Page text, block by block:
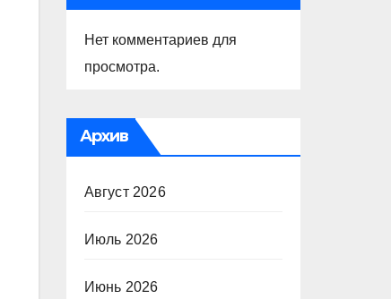
Нет комментариев для
просмотра.
Архив
Август 2026
Июль 2026
Июнь 2026